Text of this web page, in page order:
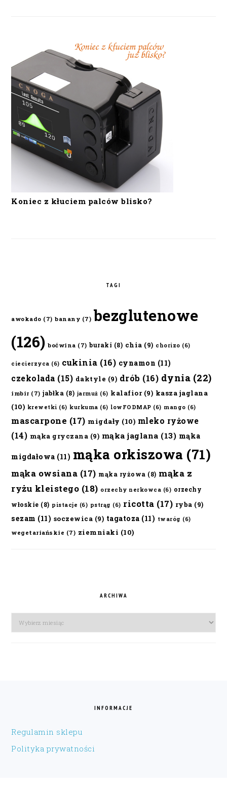
Koniec z kłuciem palców blisko?
TAGI
awokado (7) banany (7) bezglutenowe
(126) boćwina (7) buraki (8) chia (9) chorizo (6)
ciecierzyca (6) cukinia (16) cynamon (11)
czekolada (15) daktyle (9) drób (16) dynia (22)
imbir (7) jabłka (8) jarmuż (6) kalafior(9) kasza jaglana
(10) krewetki (6) kurkuma (6) lowFODMAP (6) mango (6)
mascarpone (17) migdały (10) mleko ryżowe
(14) mąka gryczana (9) mąka jaglana (13) mąka
migdałowa (11) mąka orkiszowa (71)
mąka owsiana (17) mąka ryżowa (8) mąka z
ryżu kleistego (18) orzechy nerkowca (6) orzechy
włoskie (8) pistacje (6) pstrąg (6) ricotta (17) ryba (9)
sezam (11) soczewica (9) tagatoza (11) twaróg (6)
wegetariańskie (7) ziemniaki (10)
ARCHIWA
Archiwa
INFORMACJE
Regulamin sklepu
Polityka prywatności